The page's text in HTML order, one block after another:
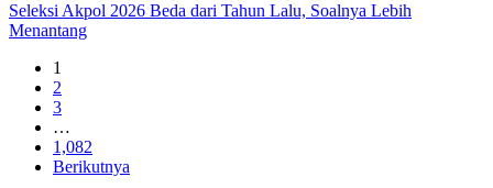
Seleksi Akpol 2026 Beda dari Tahun Lalu, Soalnya Lebih
Menantang
1
2
3
…
1,082
Berikutnya